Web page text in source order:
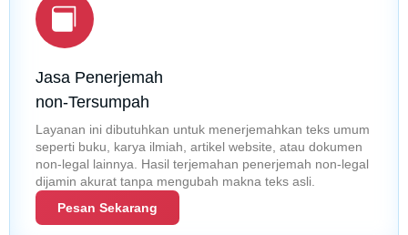
Jasa Penerjemah
non-Tersumpah
Layanan ini dibutuhkan untuk menerjemahkan teks umum
seperti buku, karya ilmiah, artikel website, atau dokumen
non-legal lainnya. Hasil terjemahan penerjemah non-legal
dijamin akurat tanpa mengubah makna teks asli.
Pesan Sekarang